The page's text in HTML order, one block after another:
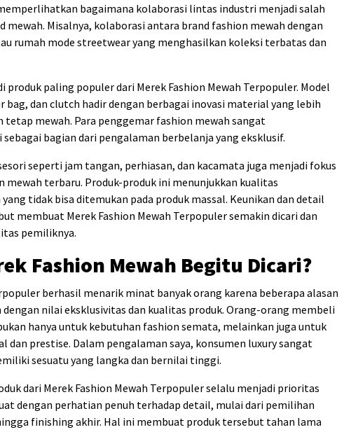
bagaimana kolaborasi lintas industri menjadi salah
mewah. Misalnya, kolaborasi antara brand fashion mewah dengan
rumah mode streetwear yang menghasilkan koleksi terbatas dan
produk paling populer dari Merek Fashion Mewah Terpopuler. Model
dan clutch hadir dengan berbagai inovasi material yang lebih
mewah. Para penggemar fashion mewah sangat
bagian dari pengalaman berbelanja yang eksklusif.
seperti jam tangan, perhiasan, dan kacamata juga menjadi fokus
mewah terbaru. Produk-produk ini menunjukkan kualitas
tidak bisa ditemukan pada produk massal. Keunikan dan detail
membuat Merek Fashion Mewah Terpopuler semakin dicari dan
pemiliknya.
Fashion Mewah Begitu Dicari?
berhasil menarik minat banyak orang karena beberapa alasan
nilai eksklusivitas dan kualitas produk. Orang-orang membeli
hanya untuk kebutuhan fashion semata, melainkan juga untuk
dan prestise. Dalam pengalaman saya, konsumen luxury sangat
sesuatu yang langka dan bernilai tinggi.
dari Merek Fashion Mewah Terpopuler selalu menjadi prioritas
dengan perhatian penuh terhadap detail, mulai dari pemilihan
finishing akhir. Hal ini membuat produk tersebut tahan lama